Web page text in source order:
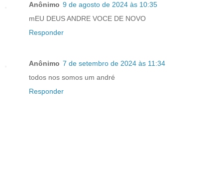
Anônimo 9 de agosto de 2024 às 10:35
mEU DEUS ANDRE VOCE DE NOVO
Responder
Anônimo 7 de setembro de 2024 às 11:34
todos nos somos um andré
Responder